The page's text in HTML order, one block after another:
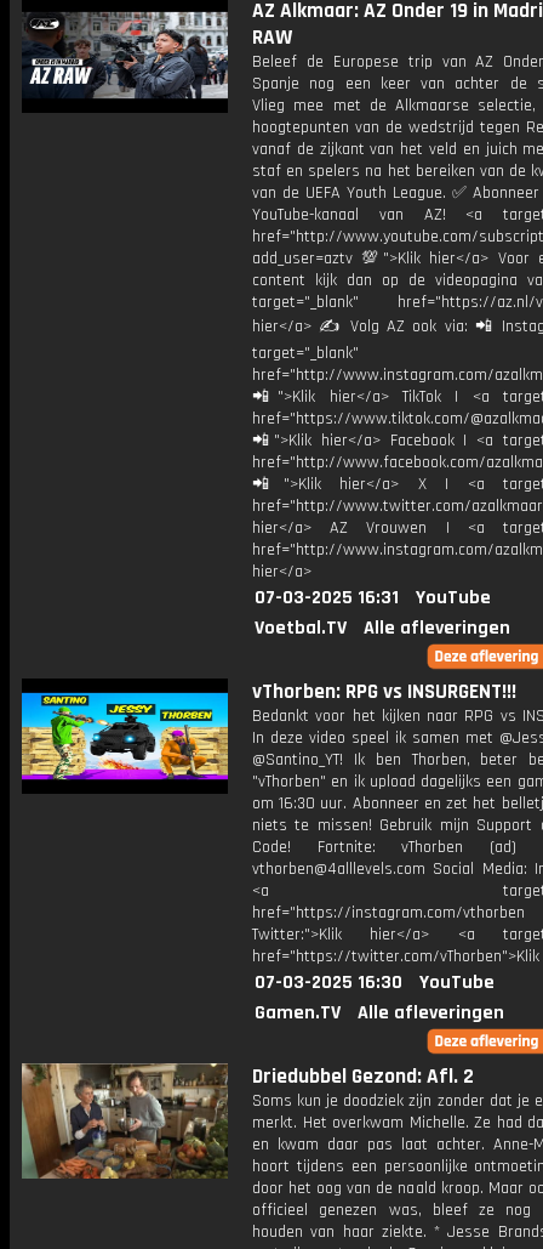
AZ Alkmaar: AZ Onder 19 in
RAW
Beleef de Europese trip van AZ
Spanje nog een keer van achter de
Vlieg mee met de Alkmaarse selectie,
hoogtepunten van de wedstrijd tegen
vanaf de zijkant van het veld en juich
staf en spelers na het bereiken van de
van de UEFA Youth League. ✅
YouTube-kanaal van AZ! <a
href="http://www.youtube.com/
add_user=aztv 💯">Klik hier</a> Voor
content kijk dan op de videopagina
target="_blank" href="https://az.nl/
hier</a> ✍ Volg AZ ook via: 📲
target="_blank"
href="http://www.instagram.com/
📲">Klik hier</a> TikTok | <a
href="https://www.tiktok.com/
📲">Klik hier</a> Facebook | <a
href="http://www.facebook.com/
📲">Klik hier</a> X | <a
href="http://www.twitter.com/
hier</a> AZ Vrouwen | <a
href="http://www.instagram.com/
hier</a>
07-03-2025 16:31
YouTube
Voetbal.TV
Alle afleveringen
vThorben: RPG vs INSURGENT!!!
Bedankt voor het kijken naar RPG vs
In deze video speel ik samen met
@Santino_YT! Ik ben Thorben, beter
"vThorben" en ik upload dagelijks een
om 16:30 uur. Abonneer en zet het
niets te missen! Gebruik mijn Support
Code! Fortnite: vThorben (ad)
vthorben@4alllevels.com Social Media:
<a
href="https://instagram.com/vthorben
Twitter:">Klik hier</a> <a
href="https://twitter.com/
07-03-2025 16:30
YouTube
Gamen.TV
Alle afleveringen
Driedubbel Gezond: Afl. 2
Soms kun je doodziek zijn zonder dat je
merkt. Het overkwam Michelle. Ze had
en kwam daar pas laat achter. Anne-
hoort tijdens een persoonlijke
door het oog van de naald kroop. Maar
officieel genezen was, bleef ze nog
houden van haar ziekte. * Jesse